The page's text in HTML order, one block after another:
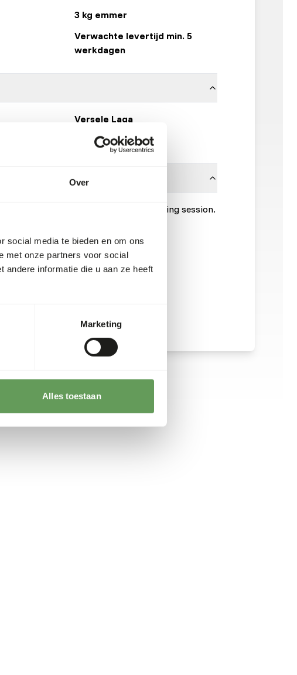
Over
social media te bieden en om ons
met onze partners voor social
andere informatie die u aan ze heeft
Marketing
Alles toestaan
3 kg emmer
Verwachte levertijd min. 5
werkdagen
Versele Laga
Klik hier
of ± 10% of the body weight per feeding session.